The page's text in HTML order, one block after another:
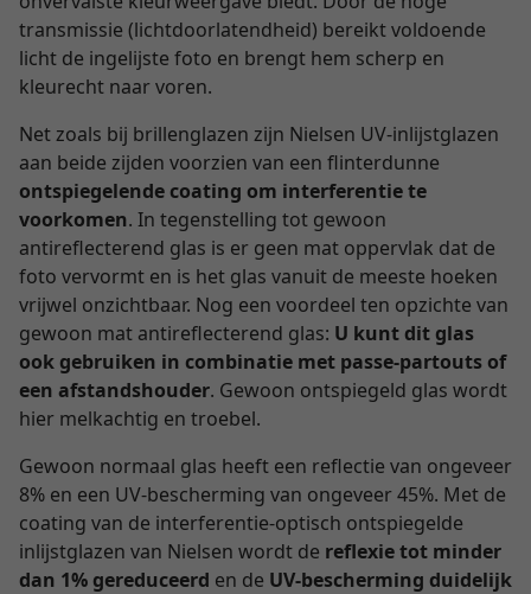
transmissie (lichtdoorlatendheid) bereikt voldoende
licht de ingelijste foto en brengt hem scherp en
kleurecht naar voren.
Net zoals bij brillenglazen zijn Nielsen UV-inlijstglazen
aan beide zijden voorzien van een flinterdunne
ontspiegelende coating om interferentie te
voorkomen. In tegenstelling tot gewoon
antireflecterend glas is er geen mat oppervlak dat de
foto vervormt en is het glas vanuit de meeste hoeken
vrijwel onzichtbaar. Nog een voordeel ten opzichte van
gewoon mat antireflecterend glas: U kunt dit glas
ook gebruiken in combinatie met passe-partouts of
een afstandshouder. Gewoon ontspiegeld glas wordt
hier melkachtig en troebel.
Gewoon normaal glas heeft een reflectie van ongeveer
8% en een UV-bescherming van ongeveer 45%. Met de
coating van de interferentie-optisch ontspiegelde
inlijstglazen van Nielsen wordt de reflexie tot minder
dan 1% gereduceerd en de UV-bescherming duidelijk